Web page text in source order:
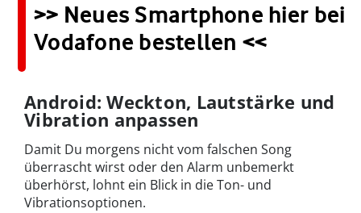
>> Neues Smartphone hier bei
Vodafone bestellen <<
Android: Weckton, Lautstärke und
Vibration anpassen
Damit Du morgens nicht vom falschen Song
überrascht wirst oder den Alarm unbemerkt
überhörst, lohnt ein Blick in die Ton- und
Vibrationsoptionen.